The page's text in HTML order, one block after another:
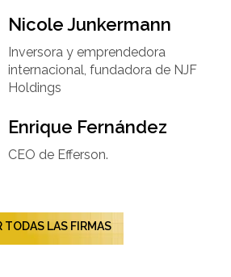
Nicole Junkermann​
Inversora y emprendedora
internacional, fundadora de NJF
Holdings
Enrique Fernández
CEO de Efferson.
TODAS LAS FIRMAS